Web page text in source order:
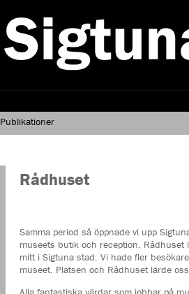
Publikationer
Rådhuset
Samma period så öppnade vi upp
museets butik och reception. Rådhuset
mitt i Sigtuna stad. Vi hade fler
museet. Platsen och Rådhuset lärde